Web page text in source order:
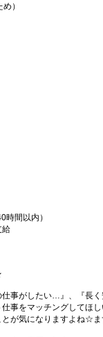
）
間以内）
給
仕事がしたい…』、『長
事をマッチングしてほし
が気になりますよね☆